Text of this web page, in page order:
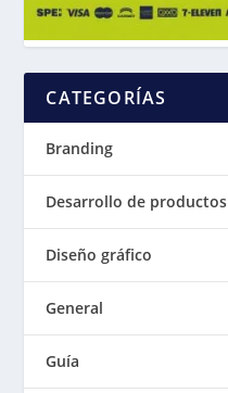
CATEGORÍAS
Branding
Desarrollo de productos
Diseño gráfico
General
Guía